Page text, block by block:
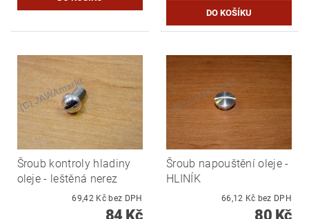
Šroub kontroly hladiny
oleje - leštěná nerez
69,42 Kč bez DPH
84 Kč
Šroub napouštění oleje -
HLINÍK
66,12 Kč bez DPH
80 Kč